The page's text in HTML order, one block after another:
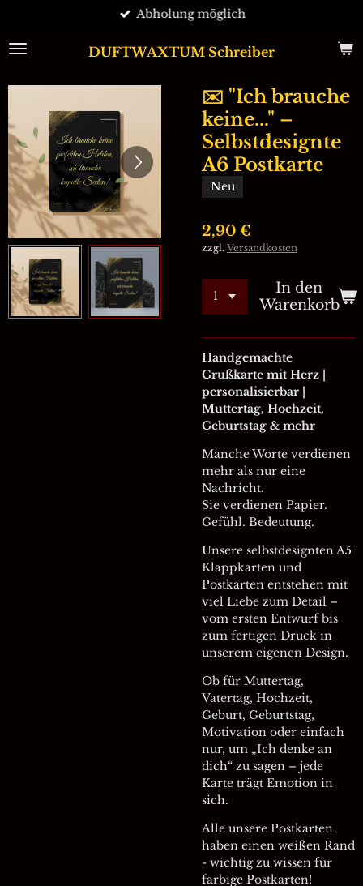
springen
DUFTWAXTUM Schreiber
Abholung möglich
✉️ "Ich brauche
keine..." –
Selbstdesignte
A6 Postkarte
Neu
2,90 €
zzgl. Versandkosten
In den
Warenkorb
Handgemachte
Grußkarte mit Herz |
personalisierbar |
Muttertag, Hochzeit,
Geburtstag & mehr
Manche Worte verdienen
mehr als nur eine
Nachricht.
Sie verdienen Papier.
Gefühl. Bedeutung.
Unsere selbstdesignten A5
Klappkarten und
Postkarten entstehen mit
viel Liebe zum Detail –
vom ersten Entwurf bis
zum fertigen Druck in
unserem eigenen Design.
Ob für Muttertag,
Vatertag, Hochzeit,
Geburt, Geburtstag,
Motivation oder einfach
nur, um „Ich denke an
dich“ zu sagen – jede
Karte trägt Emotion in
sich.
Alle unsere Postkarten
haben einen weißen Rand
- wichtig zu wissen für
farbige Postkarten!